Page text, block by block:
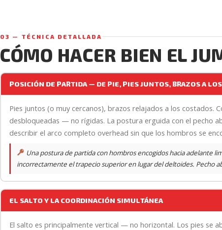
03 — TÉCNICA DETALLADA
CÓMO HACER BIEN EL
POSICIÓN DE PARTIDA — DE PIE, PIES JUNTOS, BRAZOS A
Pies juntos (o muy cercanos), brazos relajados a los costados.
desbloqueadas — no rígidas. La postura erguida con el pecho
describir el arco completo overhead sin que los hombros se
Una postura de partida con hombros encogidos hacia adelante
incorrectamente el trapecio superior en lugar del deltoides. Pecho
EL SALTO Y LA COORDINACIÓN SIMULTÁNEA
El salto es principalmente vertical — no horizontal. Los pies se